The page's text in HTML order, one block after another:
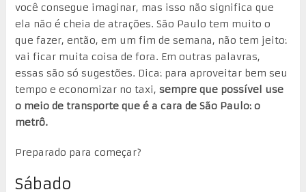
você consegue imaginar, mas isso não significa que
ela não é cheia de atrações. São Paulo tem muito o
que fazer, então, em um fim de semana, não tem jeito:
vai ficar muita coisa de fora. Em outras palavras,
essas são só sugestões. Dica: para aproveitar bem seu
tempo e economizar no taxi, sempre que possível use
o meio de transporte que é a cara de São Paulo: o
metrô.
Preparado para começar?
Sábado